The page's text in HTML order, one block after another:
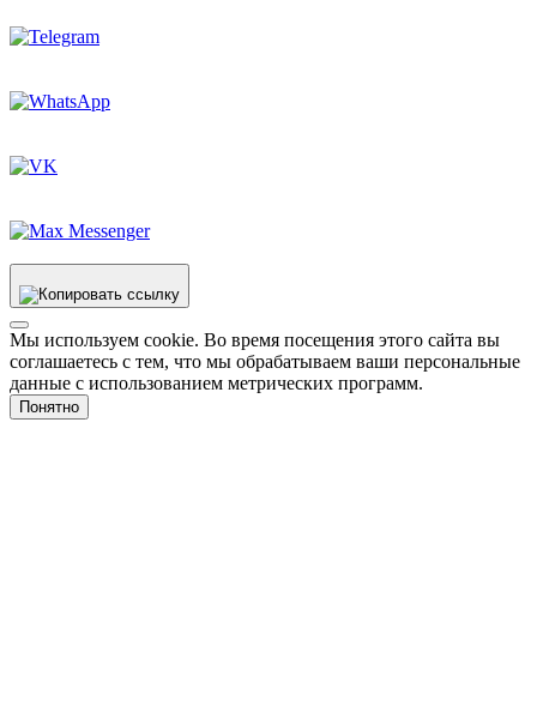
Мы используем cookie. Во время посещения этого сайта вы
соглашаетесь с тем, что мы обрабатываем ваши персональные
данные с использованием метрических программ.
Понятно